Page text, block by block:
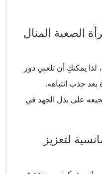
الصعبة المنال
يمكنكِ أن تلعبي دور
بعد جذب انتباهه.
على بذل الجهد في
لتعزيز